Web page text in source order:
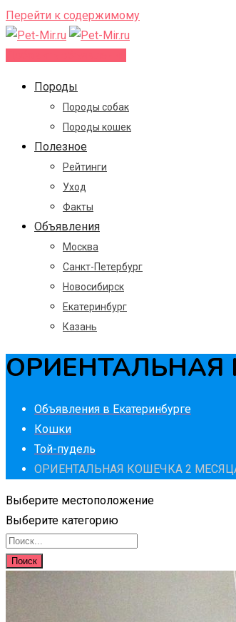
Перейти к содержимому
Породы
Породы собак
Породы кошек
Полезное
Рейтинги
Уход
Факты
Объявления
Москва
Санкт-Петербург
Новосибирск
Екатеринбург
Казань
Объявления в Екатеринбурге
Кошки
Той-пудель
ОРИЕНТАЛЬНАЯ КОШЕЧКА 2
Выберите местоположение
Выберите категорию
Поиск